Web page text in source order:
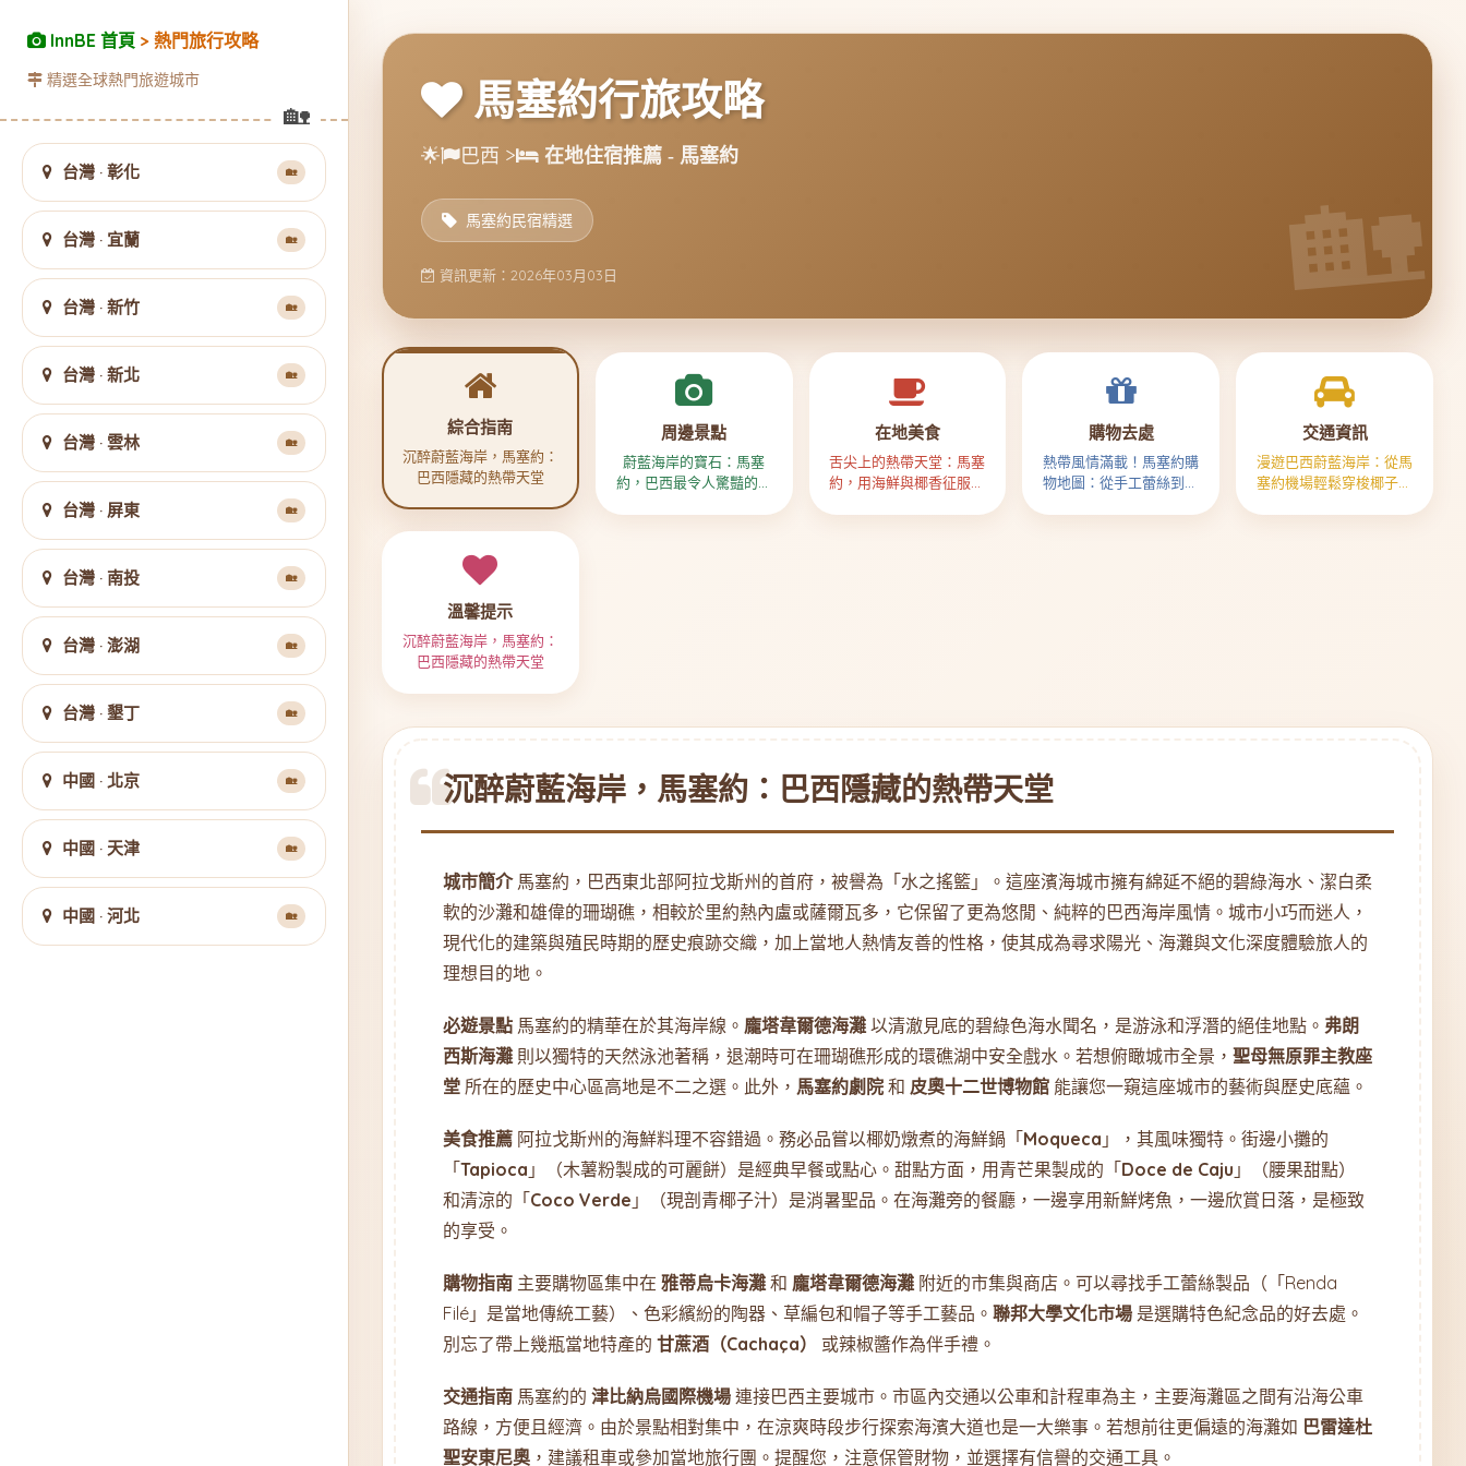
InnBE 首頁 > 熱門旅行攻略
精選全球熱門旅遊城市
台灣 · 彰化 🏡
台灣 · 宜蘭 🏡
台灣 · 新竹 🏡
台灣 · 新北 🏡
台灣 · 雲林 🏡
台灣 · 屏東 🏡
台灣 · 南投 🏡
台灣 · 澎湖 🏡
台灣 · 墾丁 🏡
中國 · 北京 🏡
中國 · 天津 🏡
中國 · 河北 🏡
馬塞約行旅攻略
🌟 巴西 > 在地住宿推薦 - 馬塞約
馬塞約民宿精選
資訊更新：2026年03月03日
綜合指南
沉醉蔚藍海岸，馬塞約：
巴西隱藏的熱帶天堂
周邊景點
蔚藍海岸的寶石：馬塞
約，巴西最令人驚豔的隱
在地美食
舌尖上的熱帶天堂：馬塞
約，用海鮮與椰香征服你
購物去處
熱帶風情滿載！馬塞約購
物地圖：從手工蕾絲到寶
交通資訊
漫遊巴西蔚藍海岸：從馬
塞約機場輕鬆穿梭椰子森
溫馨提示
沉醉蔚藍海岸，馬塞約：
巴西隱藏的熱帶天堂
沉醉蔚藍海岸，馬塞約：巴西隱藏的熱帶天堂
城市簡介馬塞約，巴西東北部阿拉戈斯州的首府，被譽為「水之搖籃」。這座濱海城市擁有綿延不絕的碧綠海水、潔白柔
軟的沙灘和雄偉的珊瑚礁，相較於里約熱內盧或薩爾瓦多，它保留了更為悠閒、純粹的巴西海岸風情。城市小巧而迷人，
現代化的建築與殖民時期的歷史痕跡交織，加上當地人熱情友善的性格，使其成為尋求陽光、海灘與文化深度體驗旅人的
理想目的地。
必遊景點 馬塞約的精華在於其海岸線。 龐塔韋爾德海灘 以清澈見底的碧綠色海水聞名，是游泳和浮潛的絕佳地點。 弗朗
西斯海灘 則以獨特的天然泳池著稱，退潮時可在珊瑚礁形成的環礁湖中安全戲水。若想俯瞰城市全景， 聖母無原罪主教座
堂 所在的歷史中心區高地是不二之選。此外， 馬塞約劇院 和 皮奧十二世博物館 能讓您一窺這座城市的藝術與歷史底蘊。
美食推薦 阿拉戈斯州的海鮮料理不容錯過。務必品嘗以椰奶燉煮的海鮮鍋「 Moqueca 」，其風味獨特。街邊小攤的
「 Tapioca 」（木薯粉製成的可麗餅）是經典早餐或點心。甜點方面，用青芒果製成的「 Doce de Caju 」（腰果甜點）
和清涼的「 Coco Verde 」（現剖青椰子汁）是消暑聖品。在海灘旁的餐廳，一邊享用新鮮烤魚，一邊欣賞日落，是極致
的享受。
購物指南 主要購物區集中在 雅蒂烏卡海灘 和 龐塔韋爾德海灘 附近的市集與商店。可以尋找手工蕾絲製品（「Renda
Filé」是當地傳統工藝）、色彩繽紛的陶器、草編包和帽子等手工藝品。 聯邦大學文化市場 是選購特色紀念品的好去處。
別忘了帶上幾瓶當地特產的 甘蔗酒（Cachaça） 或辣椒醬作為伴手禮。
交通指南 馬塞約的 津比納烏國際機場 連接巴西主要城市。市區內交通以公車和計程車為主，主要海灘區之間有沿海公車
路線，方便且經濟。由於景點相對集中，在涼爽時段步行探索海濱大道也是一大樂事。若想前往更偏遠的海灘如 巴雷達杜
聖安東尼奧 ，建議租車或參加當地旅行團。提醒您，注意保管財物，並選擇有信譽的交通工具。